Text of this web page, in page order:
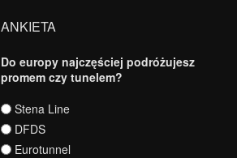
ANKIETA
Do europy najczęściej podróżujesz
promem czy tunelem?
Wybory
Stena Line
DFDS
Eurotunnel